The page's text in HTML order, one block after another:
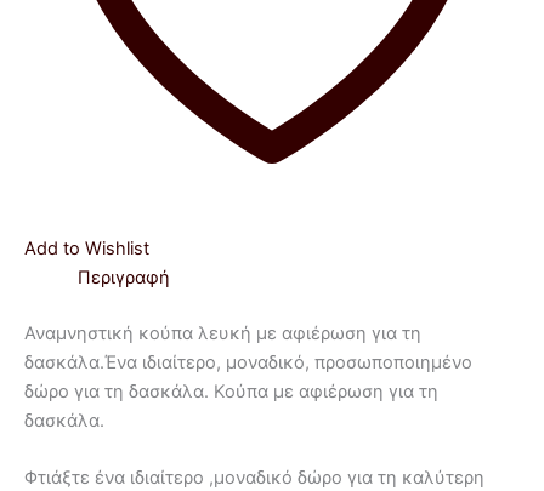
Add to Wishlist
Περιγραφή
Αναμνηστική κούπα λευκή με αφιέρωση για τη
δασκάλα.Ένα ιδιαίτερο, μοναδικό, προσωποποιημένο
δώρο για τη δασκάλα. Κούπα με αφιέρωση για τη
δασκάλα.
Φτιάξτε ένα ιδιαίτερο ,μοναδικό δώρο για τη καλύτερη